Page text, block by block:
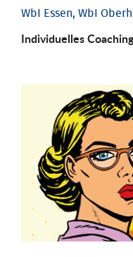
WbI Essen, WbI
Individuelles